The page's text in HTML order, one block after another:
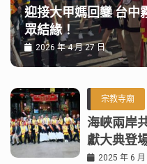
迎接大甲媽回鑾 台中
眾結緣！
2026 年 4 月 27 日
宗教寺廟
海峽兩岸
獻大典登
2025 年 6 月